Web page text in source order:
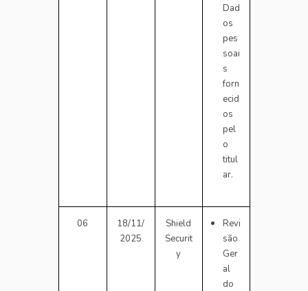
Dad
os
pes
soai
s
forn
ecid
os
pel
o
titul
ar.
06
18/11/
2025
Shield
Securit
y
Revi
são
Ger
al
do